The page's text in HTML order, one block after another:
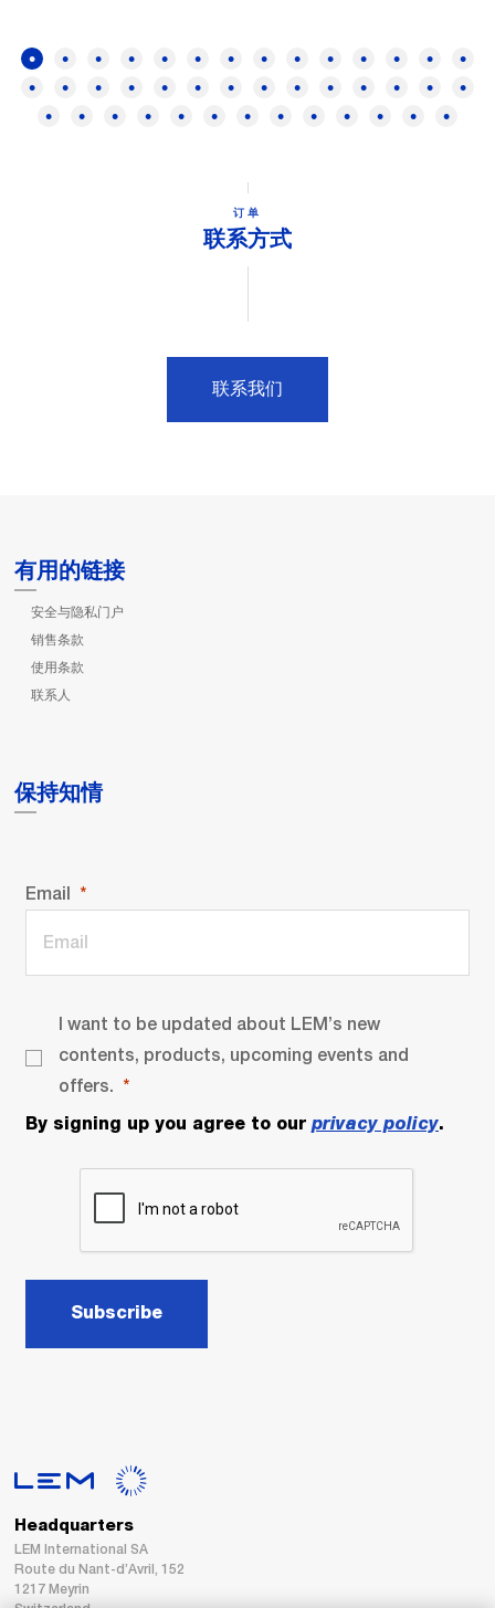
订单
联系方式
联系我们
有用的链接
安全与隐私门户
销售条款
使用条款
联系人
保持知情
Email
I want to be updated about LEM’s new
contents, products, upcoming events and
offers.
By signing up you agree to our privacy policy.
Subscribe
Headquarters
LEM International SA
Route du Nant-d’Avril, 152
1217 Meyrin